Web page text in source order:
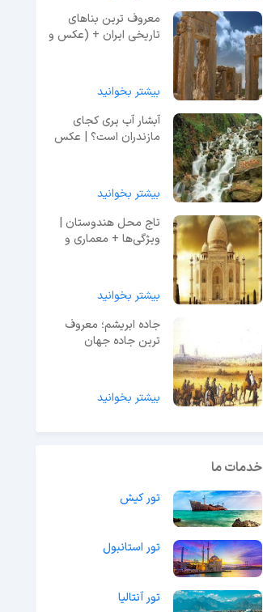
معروف ترین بناهای
تاریخی ایران + (عکس و
بیشتر بخوانید
آبشار آب پری کجای
مازندران است؟ | عکس
بیشتر بخوانید
تاج محل هندوستان |
ویژگی‌ها + معماری و
بیشتر بخوانید
جاده ابریشم؛ معروف
ترین جاده جهان
بیشتر بخوانید
خدمات ما
تور کیش
تور استانبول
تور آنتالیا